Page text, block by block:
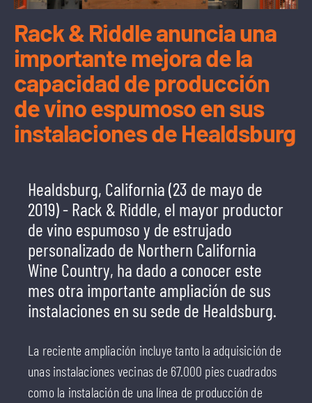
Rack & Riddle anuncia una
importante mejora de la
capacidad de producción
de vino espumoso en sus
instalaciones de Healdsburg
Healdsburg, California (23 de mayo de
2019) - Rack & Riddle, el mayor productor
de vino espumoso y de estrujado
personalizado de Northern California
Wine Country, ha dado a conocer este
mes otra importante ampliación de sus
instalaciones en su sede de Healdsburg.
La reciente ampliación incluye tanto la adquisición de
unas instalaciones vecinas de 67.000 pies cuadrados
como la instalación de una línea de producción de